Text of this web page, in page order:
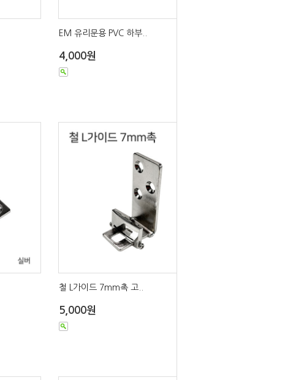
EM 유리문용 PVC 하부..
4,000원
철 L가이드 7mm촉 고..
5,000원